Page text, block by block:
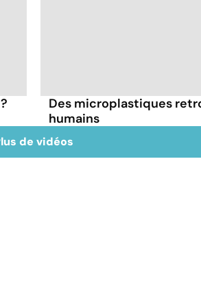
Des microplastiques
humains
de vidéos